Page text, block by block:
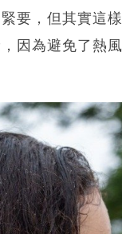
要，但其實這
因為避免了熱